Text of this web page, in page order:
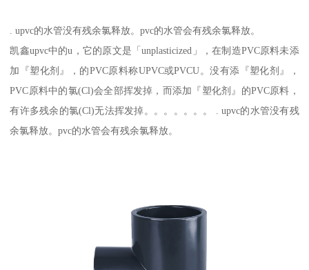
. upvc的水管没有残余氯释放。pvc的水管会有残余氯释放。
凯鑫upvc中的u，它的原文是「unplasticized」，在制造PVC原料未添
加『塑化剂』，的PVC原料称UPVC或PVCU。没有添『塑化剂』，
PVC原料中的氯(Cl)会全部挥发掉，而添加『塑化剂』的PVC原料，
有许多残余的氯(Cl)无法挥发掉。。。。。。。 . upvc的水管没有残
余氯释放。pvc的水管会有残余氯释放。